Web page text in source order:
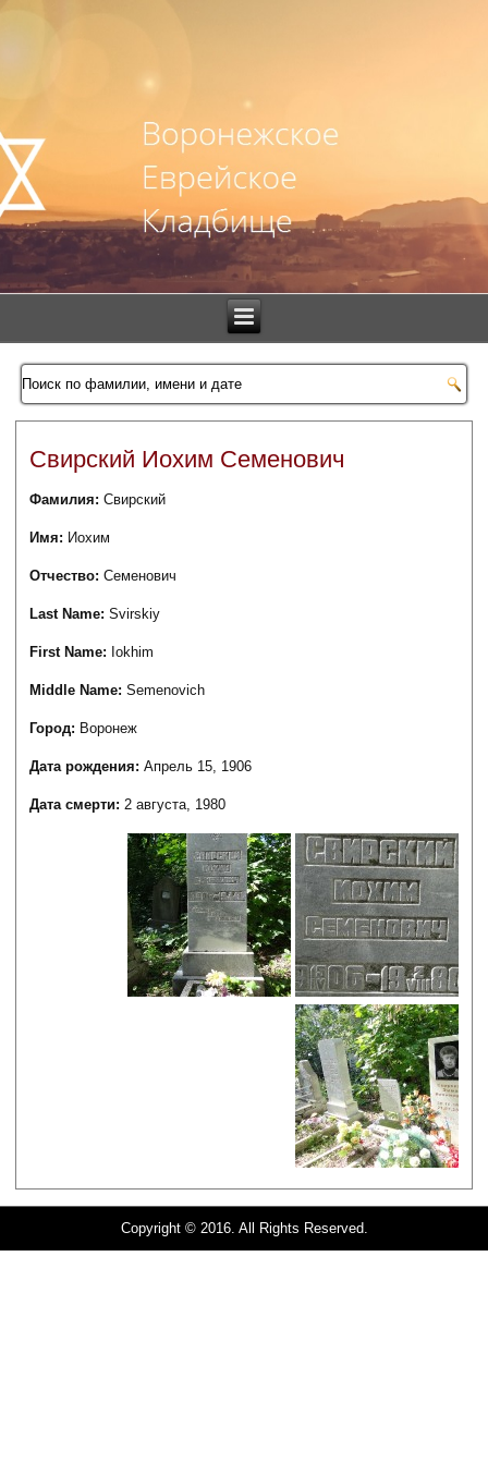
Свирский Иохим Семенович
Фамилия:Свирский
Имя: Иохим
Отчество:Семенович
Last Name:Svirskiy
First Name: Iokhim
Middle Name:Semenovich
Город: Воронеж
Дата рождения:Апрель 15, 1906
Дата смерти:2 августа, 1980
Copyright © 2016. All Rights Reserved.